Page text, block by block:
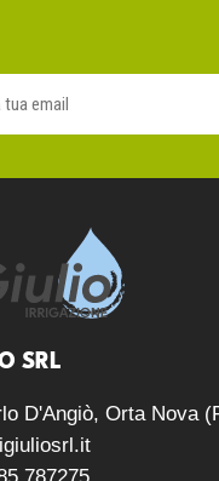
SRL
D'Angiò, Orta Nova